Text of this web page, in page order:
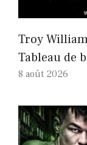
Troy
Tableau de
8 août 2026